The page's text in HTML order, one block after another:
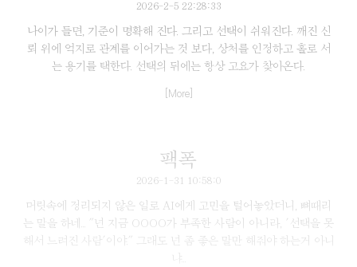
2026-2-5 22:28:33
나이가 들면, 기준이 명확해 진다. 그리고 선택이 쉬워진다. 깨진 신
뢰 위에 억지로 관계를 이어가는 것 보다, 상처를 인정하고 홀로 서
는 용기를 택한다. 선택의 뒤에는 항상 고요가 찾아온다.
[More]
팩폭
2026-1-31 10:58:0
머릿속에 정리되지 않은 일로 AI에게 고민을 털어놓았더니, 뼈때리
는 말을 하네... "넌 지금 OOOO가 부족한 사람이 아니라, '선택을 못
해서 느려진 사람'이야." 그래도 넌 좀 좋은 말만 해줘야 하는거 아니
냐...